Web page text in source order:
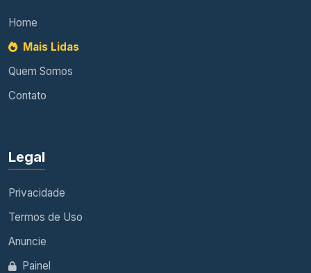
Home
Mais Lidas
Quem Somos
Contato
Legal
Privacidade
Termos de Uso
Anuncie
Painel